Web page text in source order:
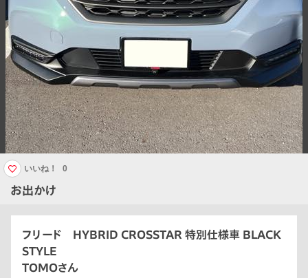
お出かけ
いいね！ 0
フリード HYBRID CROSSTAR 特別仕様車 BLACK
STYLE
TOMOさん